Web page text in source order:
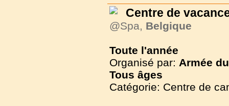
Centre de
@Spa, Belgique
Toute l'année
Organisé par: Armée
Tous âges
Catégorie: Centre de